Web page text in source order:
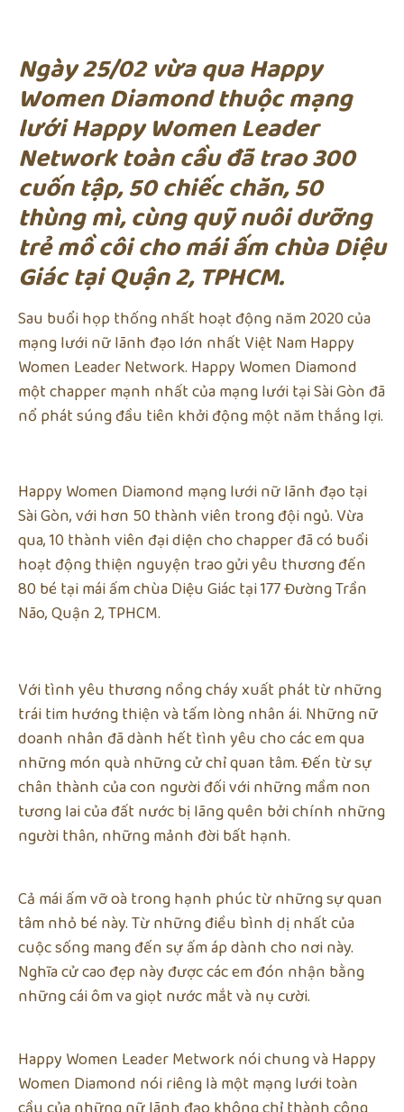
Ngày 25/02 vừa qua Happy
Women Diamond thuộc mạng
lưới Happy Women Leader
Network toàn cầu đã trao 300
cuốn tập, 50 chiếc chăn, 50
thùng mì, cùng quỹ nuôi dưỡng
trẻ mồ côi cho mái ấm chùa Diệu
Giác tại Quận 2, TPHCM.
Sau buổi họp thống nhất hoạt động năm 2020 của
mạng lưới nữ lãnh đạo lớn nhất Việt Nam Happy
Women Leader Network. Happy Women Diamond
một chapper mạnh nhất của mạng lưới tại Sài Gòn đã
nổ phát súng đầu tiên khởi động một năm thắng lợi.
Happy Women Diamond mạng lưới nữ lãnh đạo tại
Sài Gòn, với hơn 50 thành viên trong đội ngủ. Vừa
qua, 10 thành viên đại diện cho chapper đã có buổi
hoạt động thiện nguyện trao gửi yêu thương đến
80 bé tại mái ấm chùa Diệu Giác tại 177 Đường Trần
Não, Quận 2, TPHCM.
Với tình yêu thương nồng cháy xuất phát từ những
trái tim hướng thiện và tấm lòng nhân ái. Những nữ
doanh nhân đã dành hết tình yêu cho các em qua
những món quà những cử chỉ quan tâm. Đến từ sự
chân thành của con người đối với những mầm non
tương lai của đất nước bị lãng quên bởi chính những
người thân, những mảnh đời bất hạnh.
Cả mái ấm vỡ oà trong hạnh phúc từ những sự quan
tâm nhỏ bé này. Từ những điều bình dị nhất của
cuộc sống mang đến sự ấm áp dành cho nơi này.
Nghĩa cử cao đẹp này được các em đón nhận bằng
những cái ôm va giọt nước mắt và nụ cười.
Happy Women Leader Metwork nói chung và Happy
Women Diamond nói riêng là một mạng lưới toàn